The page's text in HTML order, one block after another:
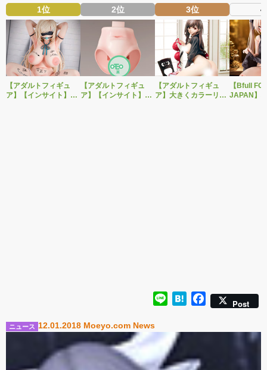
1位
【アダルトフィギュ
ア】【インサイト】肉
2位
【アダルトフィギュ
ア】【インサイト】ベ
3位
【アダルトフィギュ
ア】大きくカラーリン
4
【Bfull
JAPAN】
Line HatenaFacebook
Post
12.01.2018 Moeyo.com News